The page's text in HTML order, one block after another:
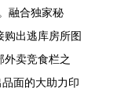
融合独家秘
出逃库房所图
卖竞食栏之
面的大助力印